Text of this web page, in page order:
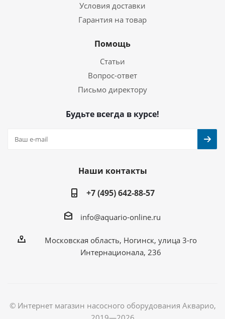
Условия доставки
Гарантия на товар
Помощь
Статьи
Вопрос-ответ
Письмо директору
Будьте всегда в курсе!
Наши контакты
+7 (495) 642-88-57
info@aquario-online.ru
Московская область, Ногинск, улица 3-го
Интернационала, 236
© Интернет магазин насосного оборудования Акварио,